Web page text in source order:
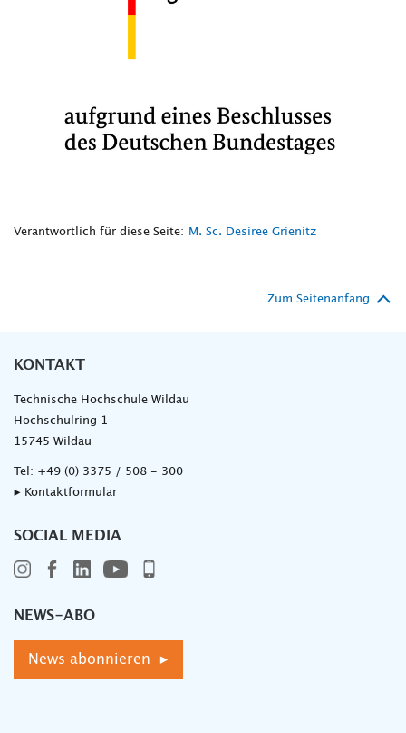
Verantwortlich für diese Seite: M. Sc. Desiree Grienitz
Zum Seitenanfang
KONTAKT
Technische Hochschule Wildau
Hochschulring 1
15745 Wildau
Tel: +49 (0) 3375 / 508 - 300
▸ Kontaktformular
SOCIAL MEDIA
NEWS-ABO
News abonnieren ▸